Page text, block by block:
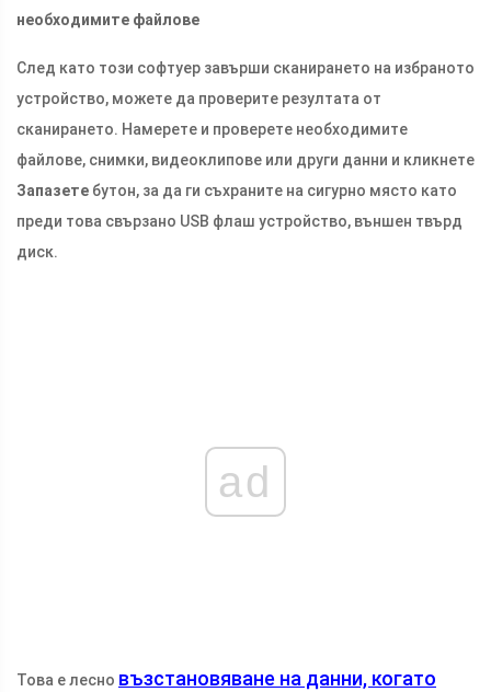
необходимите файлове
След като този софтуер завърши сканирането на избраното
устройство, можете да проверите резултата от
сканирането. Намерете и проверете необходимите
файлове, снимки, видеоклипове или други данни и кликнете
Запазете бутон, за да ги съхраните на сигурно място като
преди това свързано USB флаш устройство, външен твърд
диск.
ad
Това е лесно възстановяване на данни, когато